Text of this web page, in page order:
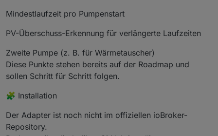
Mindestlaufzeit pro Pumpenstart
PV-Überschuss-Erkennung für verlängerte Laufzeiten
Zweite Pumpe (z. B. für Wärmetauscher)
Diese Punkte stehen bereits auf der Roadmap und
sollen Schritt für Schritt folgen.
🧩 Installation
Der Adapter ist noch nicht im offiziellen ioBroker-
Repository.